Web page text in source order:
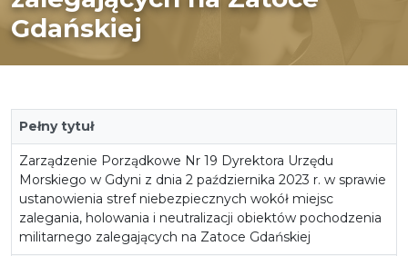
Gdańskiej
Pełny tytuł
Zarządzenie Porządkowe Nr 19 Dyrektora Urzędu
Morskiego w Gdyni z dnia 2 października 2023 r. w sprawie
ustanowienia stref niebezpiecznych wokół miejsc
zalegania, holowania i neutralizacji obiektów pochodzenia
militarnego zalegających na Zatoce Gdańskiej